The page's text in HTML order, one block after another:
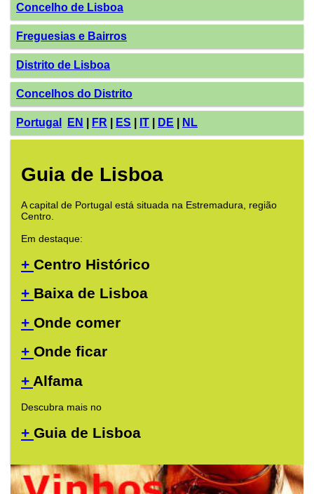
Concelho de Lisboa
Freguesias e Bairros
Distrito de Lisboa
Concelhos do Distrito
Portugal EN FR ES IT DE NL
Guia de Lisboa
A capital de Portugal está situada na Estremadura, região
Centro.
Em destaque:
+ Centro Histórico
+ Baixa de Lisboa
+ Onde comer
+ Onde ficar
+ Alfama
Descubra mais no
+ Guia de Lisboa